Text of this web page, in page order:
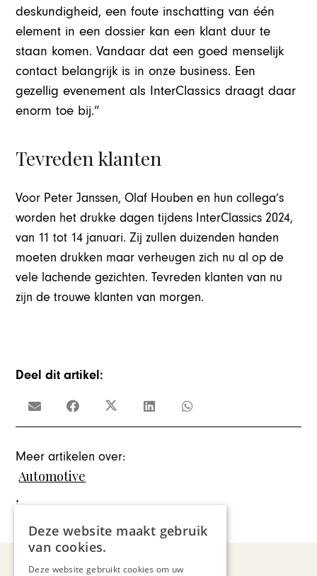
deskundigheid, een foute inschatting van één
element in een dossier kan een klant duur te
staan komen. Vandaar dat een goed menselijk
contact belangrijk is in onze business. Een
gezellig evenement als InterClassics draagt daar
enorm toe bij.”
Tevreden klanten
Voor Peter Janssen, Olaf Houben en hun collega’s
worden het drukke dagen tijdens InterClassics 2024,
van 11 tot 14 januari. Zij zullen duizenden handen
moeten drukken maar verheugen zich nu al op de
vele lachende gezichten. Tevreden klanten van nu
zijn de trouwe klanten van morgen.
Deel dit artikel:
Meer artikelen over:
Automotive
,
Deze website maakt gebruik
van cookies.
Deze website gebruikt cookies om uw